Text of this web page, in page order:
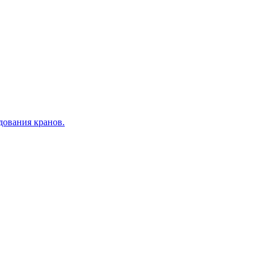
кранов.